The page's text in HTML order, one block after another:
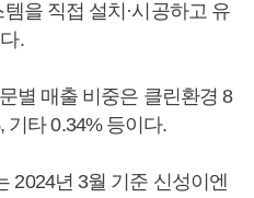
을 직접 설치·시공하고 유
.
별 매출 비중은 클린환경 8
기타 0.34% 등이다.
2024년 3월 기준 신성이엔